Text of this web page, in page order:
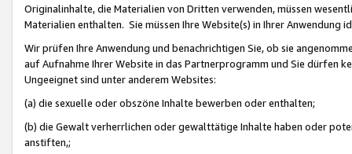
Originalinhalte, die Materialien von Dritten verwenden, müssen
Materialien enthalten. Sie müssen Ihre Website(s) in Ihrer Anwendung
Wir prüfen Ihre Anwendung und benachrichtigen Sie, ob sie
auf Aufnahme Ihrer Website in das Partnerprogramm und Sie dürfen
Ungeeignet sind unter anderem Websites:
(a) die sexuelle oder obszöne Inhalte bewerben oder enthalten;
(b) die Gewalt verherrlichen oder gewalttätige Inhalte haben oder
anstiften,;